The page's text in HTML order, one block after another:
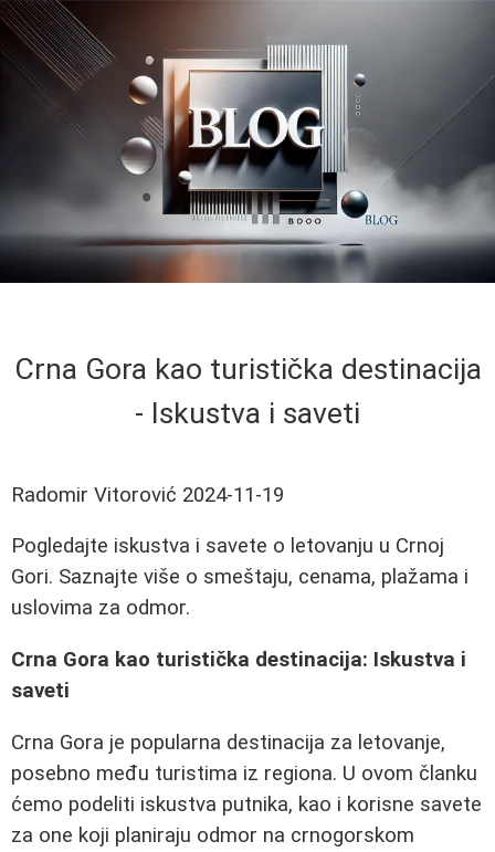
Crna Gora kao turistička destinacija
- Iskustva i saveti
Radomir Vitorović 2024-11-19
Pogledajte iskustva i savete o letovanju u Crnoj
Gori. Saznajte više o smeštaju, cenama, plažama i
uslovima za odmor.
Crna Gora kao turistička destinacija: Iskustva i
saveti
Crna Gora je popularna destinacija za letovanje,
posebno među turistima iz regiona. U ovom članku
ćemo podeliti iskustva putnika, kao i korisne savete
za one koji planiraju odmor na crnogorskom